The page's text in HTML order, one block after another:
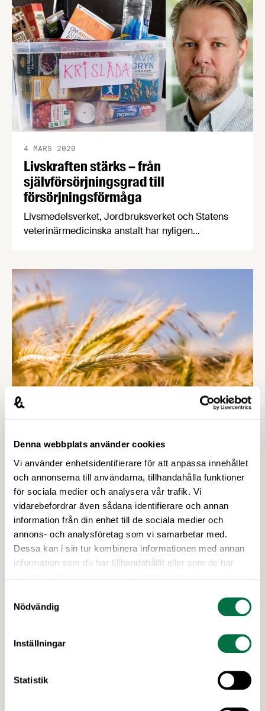
Denna webbplats använder cookies
Vi använder enhetsidentifierare för att anpassa innehållet
och annonserna till användarna, tillhandahålla funktioner
för sociala medier och analysera vår trafik. Vi
vidarebefordrar även sådana identifierare och annan
information från din enhet till de sociala medier och
annons- och analysföretag som vi samarbetar med.
Dessa kan i sin tur kombinera informationen med annan
information som du har tillhandahållit eller som de har
Nödvändig
Inställningar
Statistik
företag som planerar att skicka in en ansökan
behöver därför göra detta senast den 31 maj om
man inte ska behöva betala avgiften.
Livskraften stärks – från
självförsörjningsgrad till
försörjningsförmåga
4 MARS 2020
Livsmedelsverket, Jordbruksverket och Statens
veterinärmedicinska anstalt har nyligen
meddelas att man framöver kommer utgå från
försörjningsförmåga istället för
självförsörjningsgrad. Vår näringspolitiske expert
Patrik Strömer redogör och sammanfattar.
Uppdaterade riktlinjer för ekologisk
produktion
Nu är den nya versionen av nationella riktlinjer för
ekologisk produktion, version 5 – 2019,
publicerad. Livsmedelsföretagen och två av våra
medlemsföretag har deltagit i arbetet med att
uppdatera riktlinjerna.